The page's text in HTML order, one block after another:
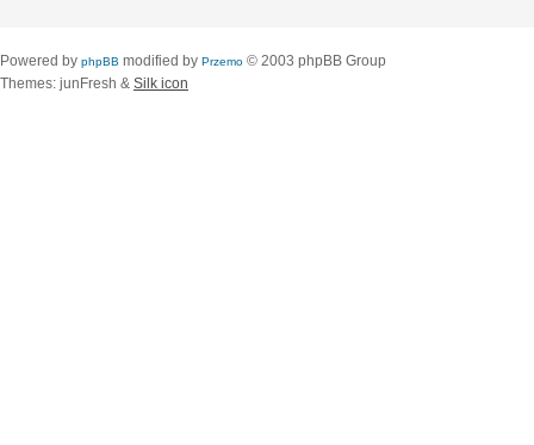
Powered by phpBB modified by Przemo © 2003 phpBB Group
Themes: junFresh & Silk icon